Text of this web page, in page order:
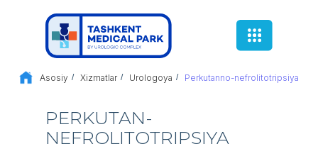
Asosiy / Xizmatlar / Urologoya / Perkutanno-nefrolitotripsiya
PERKUTAN-
NEFROLITOTRIPSIYA